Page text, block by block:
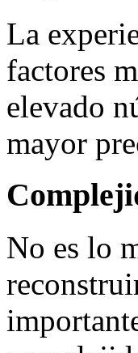
La
factores
elevado
mayor
No es lo